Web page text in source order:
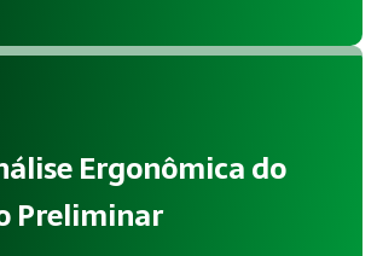
Ergonômica do
Preliminar